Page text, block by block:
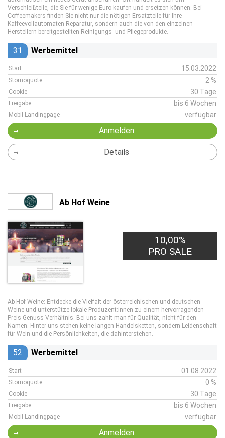
Verschleißteile, die Sie für wenige Euro kaufen und ersetzen können. Bei
Coffeemakers finden Sie nicht nur die nötigen Ersatzteile für Ihre
Kaffeevollautomaten-Reparatur, sondern auch die von den einzelnen
Herstellern bereitgestellten Reinigungs- und Pflegeprodukte.
31 Werbemittel
Start 15.03.2022
Stornoquote 2 %
Cookie 30 Tage
Freigabe bis 6 Wochen
Mobil-Landingpage verfügbar
Anmelden
Details
Ab Hof Weine
10,00%
PRO SALE
Ab Hof Weine: Entdecke die Vielfalt der österreichischen und deutschen
Weine und unterstütze lokale Produzent:innen zu einem hervorragenden
Preis-Genuss-Verhältnis. Bei uns zahlt man für Qualität, nicht für den
Namen. Hinter uns stehen keine langen Handelsketten, sondern Leidenschaft
für Wein und die Persönlichkeiten, die dahinterstehen.
52 Werbemittel
Start 01.08.2022
Stornoquote 0 %
Cookie 30 Tage
Freigabe bis 6 Wochen
Mobil-Landingpage verfügbar
Anmelden